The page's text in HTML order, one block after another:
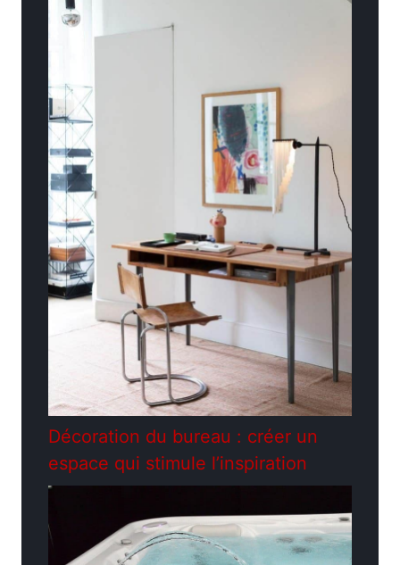
Décoration du bureau : créer un
espace qui stimule l’inspiration